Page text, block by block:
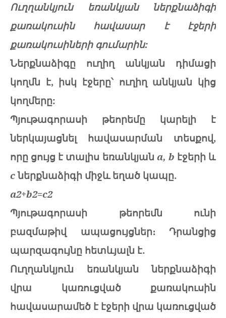
Ուղղանկյուն եռանկյան ներքնաձիգի
քառակուսին հավասար է էջերի
քառակուսիների գումարին:
Ներքնաձիգը ուղիղ անկյան դիմացի
կողմն է, իսկ էջերը՝ ուղիղ անկյան կից
կողմերը:
Պյութագորասի թեորեմը կարելի է
ներկայացնել հավասարման տեսքով,
որը ցույց է տալիս եռանկյան a, b էջերի և
cներքնաձիգի միջև եղած կապը.
a2+b2=c2
Պյութագորասի թեորեմն ունի
բազմաթիվ ապացույցներ։ Դրանցից
պարզագույնը հետևյալն է.
Ուղղանկյուն եռանկյան ներքնաձիգի
վրա կառուցված քառակուսին
հավասարամեծ է էջերի վրա կառուցված